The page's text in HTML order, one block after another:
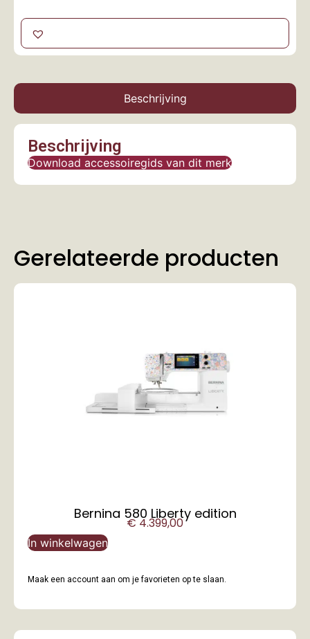
Beschrijving
Beschrijving
Download accessoiregids van dit merk
Gerelateerde producten
Bernina 580 Liberty edition
€4.399,00
In winkelwagen
Maak een account aan om je favorieten op te slaan.